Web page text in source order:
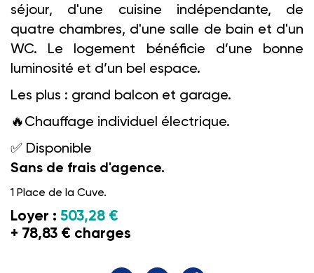
séjour, d'une cuisine indépendante, de
quatre chambres, d'une salle de bain et d'un
WC. Le logement bénéficie d’une bonne
luminosité et d’un bel espace.
Les plus : grand balcon et garage.
🔥Chauffage individuel électrique.
✅ Disponible
Sans de frais d'agence.
1 Place de la Cuve.
Loyer : 503,28 €
+ 78,83 € charges